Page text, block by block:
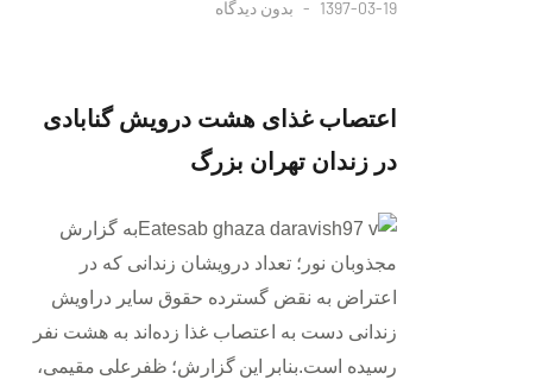
1397-03-19 بدون دیدگاه
اعتصاب غذای هشت درویش گنابادی
در زندان تهران بزرگ
به گزارش
مجذوبان نور؛ تعداد درویشان زندانی که در
اعتراض به نقض گسترده حقوق سایر دراویش
زندانی دست به اعتصاب غذا زده‌اند به هشت نفر
رسیده است.بنابر این گزارش؛ ظفرعلی مقیمی،